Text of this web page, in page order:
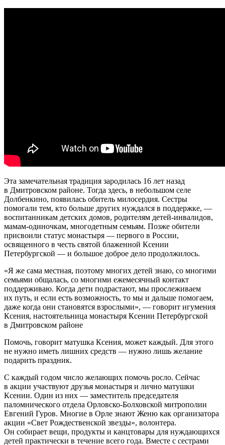
Эта замечательная традиция зародилась 16 лет назад
в Дмитровском районе. Тогда здесь, в небольшом селе
Долбенкино, появилась обитель милосердия. Сестры
помогали тем, кто больше других нуждался в поддержке, —
воспитанникам детских домов, родителям детей-инвалидов,
мамам-одиночкам, многодетным семьям. Позже обители
присвоили статус монастыря — первого в России,
освященного в честь святой блаженной Ксении
Петербургской — и большое доброе дело продолжилось.
«Я же сама местная, поэтому многих детей знаю, со многими
семьями общалась, со многими ежемесячный контакт
поддерживаю. Когда дети подрастают, мы прослеживаем
их путь, и если есть возможность, то мы и дальше помогаем,
даже когда они становятся взрослыми», — говорит игумения
Ксения, настоятельница монастыря Ксении Петербургской
в Дмитровском районе
Помочь, говорит матушка Ксения, может каждый. Для этого
не нужно иметь лишних средств — нужно лишь желание
подарить праздник.
С каждый годом число желающих помочь росло. Сейчас
в акции участвуют друзья монастыря и лично матушки
Ксении. Один из них — заместитель председателя
паломнического отдела Орловско-Болховской митрополии
Евгений Гуров. Многие в Орле знают Женю как организатора
акции «Свет Рождественской звезды», волонтера.
Он собирает вещи, продукты и канцтовары для нуждающихся
детей практически в течение всего года. Вместе с сестрами